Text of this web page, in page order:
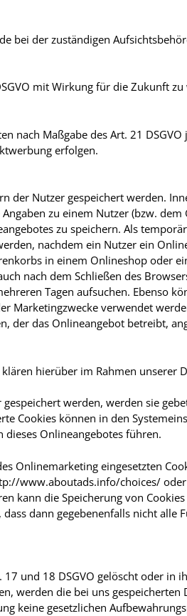
bei der zuständigen
mit Wirkung für die Zukunft
nach Maßgabe des Art. 21
erfolgen.
der Nutzer gespeichert werden.
zu einem Nutzer (bzw.
zu speichern. Als
nachdem ein Nutzer ein
in einem Onlineshop oder
nach dem Schließen des
Tagen aufsuchen. Ebenso
Marketingzwecke verwendet
der das Onlineangebot betreibt,
hierüber im Rahmen unserer
werden, werden sie
Cookies können in den
dieses Onlineangebotes führen.
Onlinemarketing eingesetzten
www.aboutads.info/choices/ oder
kann die Speicherung von
dann gegebenenfalls nicht alle
und 18 DSGVO gelöscht oder in
werden die bei uns
keine gesetzlichen